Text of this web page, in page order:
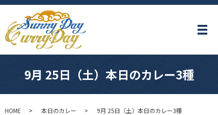
メ
9月 25日（土）本日のカレー3種
HOME 本日のカレー 9月 25日（土）本日のカレー3種